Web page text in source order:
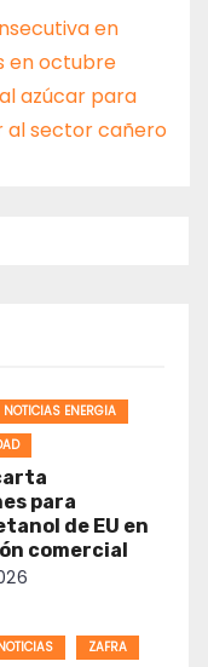
en
en octubre
azúcar para
sector cañero
NOTICIAS ENERGIA
para
de EU en
comercial
ZAFRA